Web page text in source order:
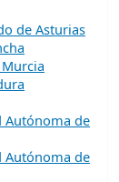
de Asturias
Autónoma de
Autónoma de